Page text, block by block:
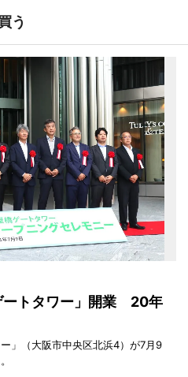
う
ートタワー」開業 20年
」（大阪市中央区北浜4）が7月9